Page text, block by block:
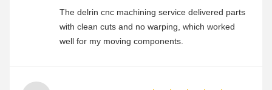
The delrin cnc machining service delivered parts
with clean cuts and no warping, which worked
well for my moving components.